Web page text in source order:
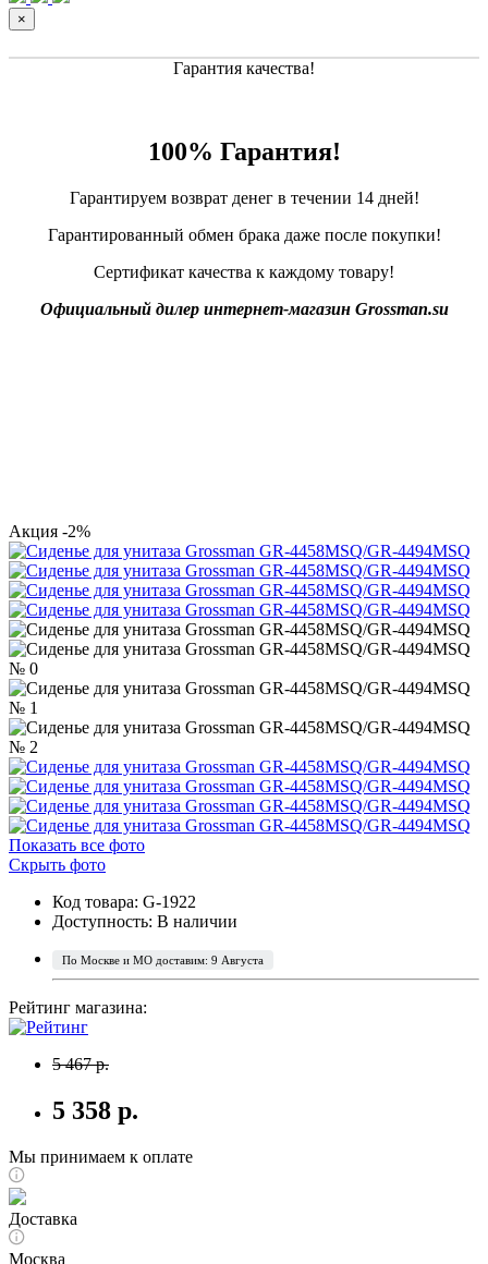
×
Гарантия качества!
100% Гарантия!
Гарантируем возврат денег в течении 14 дней!
Гарантированный обмен брака даже после покупки!
Сертификат качества к каждому товару!
Официальный дилер интернет-магазин Grossman.su
Акция -2%
Показать все фото
Скрыть фото
Код товара: G-1922
Доступность: В наличии
По Москве и МО доставим: 9 Августа
Рейтинг магазина:
5 467 р.
5 358 р.
Мы принимаем к оплате
Доставка
Москва